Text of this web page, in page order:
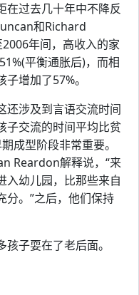
在过去几十年中不降反
和Richard
年间，高收入的家
平衡通胀后)，而相
增加了57%。
还涉及到言语交流时间
子交流的时间平均比贫
成型阶段非常重要。
Reardon解释说，“来
入幼儿园，比那些来自
分。”之后，他们保持
子耍在了老后面。